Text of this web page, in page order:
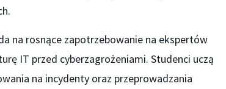
na rosnące zapotrzebowanie na ekspertów
IT przed cyberzagrożeniami. Studenci uczą
na incydenty oraz przeprowadzania